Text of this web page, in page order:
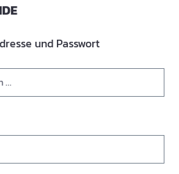
und Passwort